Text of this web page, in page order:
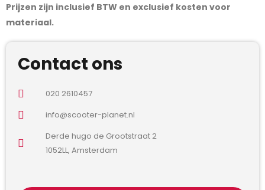
Prijzen zijn inclusief BTW en exclusief kosten voor
materiaal.
Contact ons
020 2610457
info@scooter-planet.nl
Derde hugo de Grootstraat 2
1052LL, Amsterdam